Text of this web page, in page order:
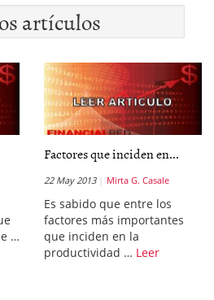
artículos
…
Factores que inciden en...
22 May 2013 Mirta G. Casale
Es sabido que entre los
factores más importantes
que inciden en la
productividad … Leer